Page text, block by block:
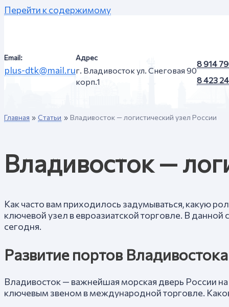
Перейти к содержимому
Email:
plus-dtk@mail.ru
Адрес
г. Владивосток ул. Снеговая 90
корп.1
8 914
8 423
Главная Статьи Владивосток — логистический узел России
Владивосток —
Как часто вам приходилось задумываться, какую
ключевой узел в евроазиатской торговле. В
сегодня.
Развитие портов Владивостока
Владивосток — важнейшая морская дверь России
ключевым звеном в международной торговле.